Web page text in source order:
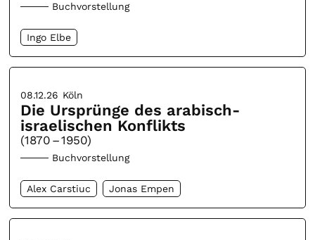
Buchvorstellung
Ingo Elbe
08.12.26 Köln
Die Ursprünge des arabisch-
israelischen Konflikts
(1870 – 1950)
Buchvorstellung
Alex Carstiuc Jonas Empen